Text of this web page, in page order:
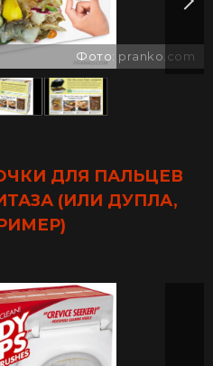
Фото: pranko.com
ДЛЯ ПАЛЬЦЕВ
(ИЛИ ДУПЛА,